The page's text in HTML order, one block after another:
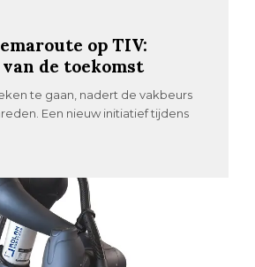
op TIV:
de toekomst
te gaan, nadert de vakbeurs
Een nieuw initiatief tijdens